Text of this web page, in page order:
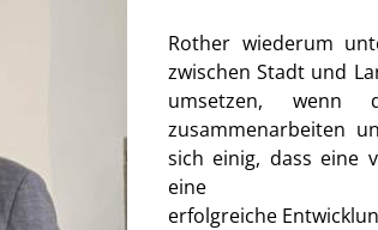
Rother wiederum
zwischen Stadt und
umsetzen, wenn
zusammenarbeiten
sich einig, dass eine
eine
erfolgreiche